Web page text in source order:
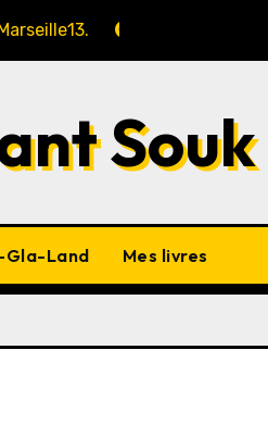
Souk
Gla-Land Mes livres